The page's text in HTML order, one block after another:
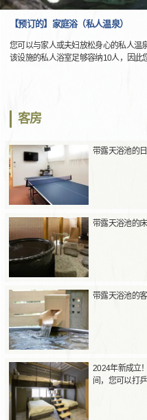
【预订的】家庭浴（私人温泉）
您可以与家人或夫妇放松身心的私人温
该设施的私人浴室足够容纳10人，因此
客房
带露天浴池的
带露天浴池的
带露天浴池的
2024年新成立
间，您可以打